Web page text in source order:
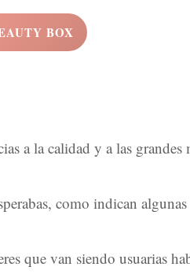
BOX
a la calidad y a las
como indican algunas
van siendo usuarias